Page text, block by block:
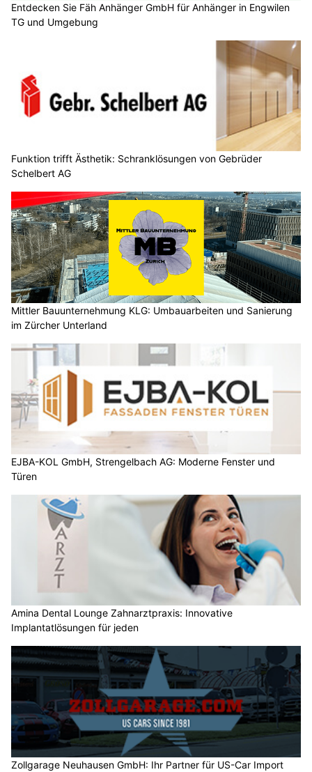
Entdecken Sie Fäh Anhänger GmbH für Anhänger in Engwilen
TG und Umgebung
Funktion trifft Ästhetik: Schranklösungen von Gebrüder
Schelbert AG
Mittler Bauunternehmung KLG: Umbauarbeiten und Sanierung
im Zürcher Unterland
EJBA-KOL GmbH, Strengelbach AG: Moderne Fenster und
Türen
Amina Dental Lounge Zahnarztpraxis: Innovative
Implantatlösungen für jeden
Zollgarage Neuhausen GmbH: Ihr Partner für US-Car Import